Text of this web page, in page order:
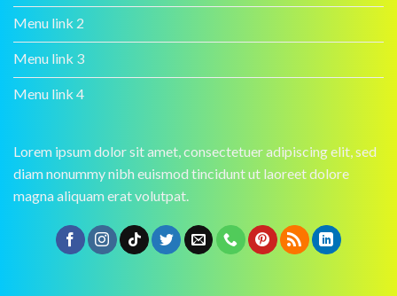
Menu link 2
Menu link 3
Menu link 4
Lorem ipsum dolor sit amet, consectetuer adipiscing elit, sed
diam nonummy nibh euismod tincidunt ut laoreet dolore
magna aliquam erat volutpat.